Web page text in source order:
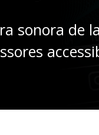
sonora de